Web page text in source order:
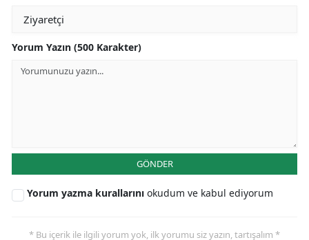
Yorum Yazın (500 Karakter)
GÖNDER
Yorum yazma kurallarını okudum ve kabul ediyorum
* Bu içerik ile ilgili yorum yok, ilk yorumu siz yazın, tartışalım *